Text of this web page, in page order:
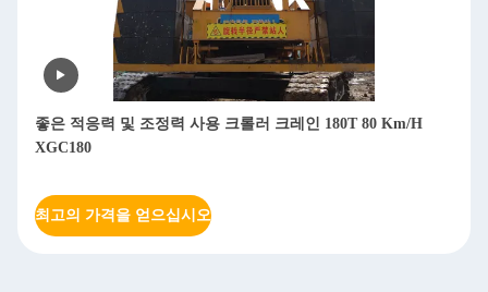
좋은 적응력 및 조정력 사용 크롤러 크레인 180T 80 Km/H
XGC180
최고의 가격을 얻으십시오